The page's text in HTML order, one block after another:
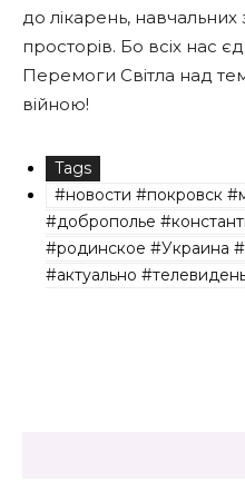
до лікарень, навчальних
просторів. Бо всіх нас
Перемоги Світла над
війною!
Tags
#новости #покровск
#доброполье
#родинское #Украина
#актуально